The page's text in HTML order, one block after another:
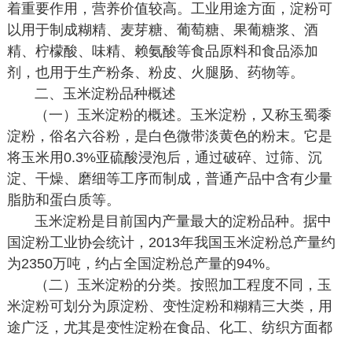
着重要作用，营养价值较高。工业用途方面，淀粉可
以用于制成糊精、麦芽糖、葡萄糖、果葡糖浆、酒
精、柠檬酸、味精、赖氨酸等食品原料和食品添加
剂，也用于生产粉条、粉皮、火腿肠、药物等。
二、玉米淀粉品种概述
（一）玉米淀粉的概述。玉米淀粉，又称玉蜀黍
淀粉，俗名六谷粉，是白色微带淡黄色的粉末。它是
将玉米用0.3%亚硫酸浸泡后，通过破碎、过筛、沉
淀、干燥、磨细等工序而制成，普通产品中含有少量
脂肪和蛋白质等。
玉米淀粉是目前国内产量最大的淀粉品种。据中
国淀粉工业协会统计，2013年我国玉米淀粉总产量约
为2350万吨，约占全国淀粉总产量的94%。
（二）玉米淀粉的分类。按照加工程度不同，玉
米淀粉可划分为原淀粉、变性淀粉和糊精三大类，用
途广泛，尤其是变性淀粉在食品、化工、纺织方面都